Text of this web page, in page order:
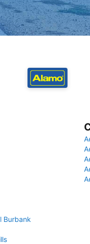
Burbank